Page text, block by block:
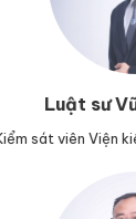
sư Vũ Văn
Viện kiểm sát